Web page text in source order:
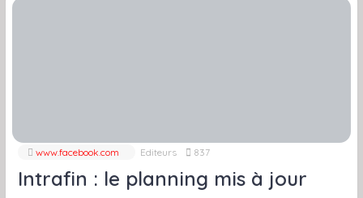
www.facebook.com Editeurs 837
Intrafin : le planning mis à jour